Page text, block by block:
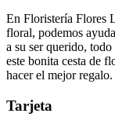
En Floristería Flores
floral, podemos
a su ser querido,
este bonita cesta de
hacer el mejor regalo.
Tarjeta